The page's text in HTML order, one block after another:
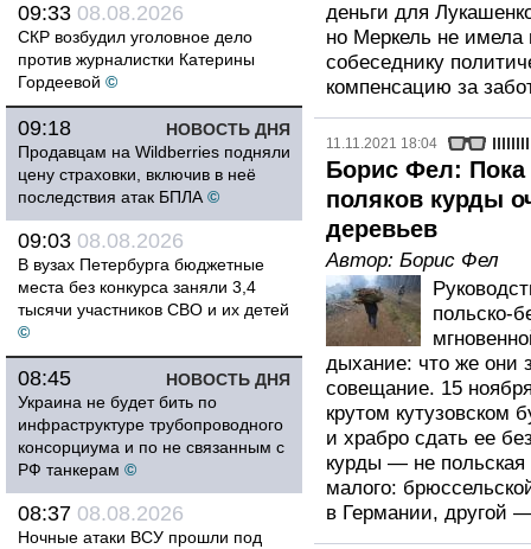
09:33 08.08.2026
СКР возбудил уголовное дело
против журналистки Катерины
Гордеевой ©
НОВОСТЬ ДНЯ
09:18
Продавцам на Wildberries подняли
цену страховки, включив в неё
последствия атак БПЛА ©
09:03 08.08.2026
В вузах Петербурга бюджетные
места без конкурса заняли 3,4
тысячи участников СВО и их детей
©
НОВОСТЬ ДНЯ
08:45
Украина не будет бить по
инфраструктуре трубопроводного
консорциума и по не связанным с
РФ танкерам ©
08:37 08.08.2026
Ночные атаки ВСУ прошли под
деньги для
но Меркель не имела
собеседнику
компенсацию за
11.11.2021 18:04
Борис Фел: Пока
поляков курды
деревьев
Автор: Борис Фел
польско-
дыхание: что же они
совещание. 15
крутом кутузовском
и храбро сдать ее
курды — не
малого:
в Германии, другой